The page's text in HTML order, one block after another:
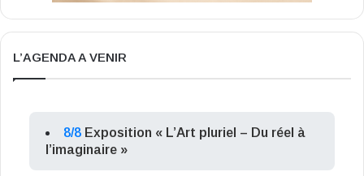
L’AGENDA A VENIR
8/8 Exposition « L’Art pluriel – Du réel à
l’imaginaire »